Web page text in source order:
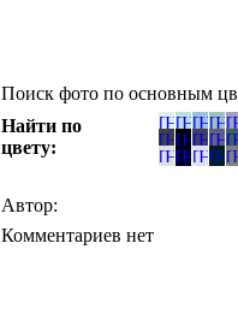
Поиск фото по основным
Найти по
цвету:
Автор:
Комментариев нет